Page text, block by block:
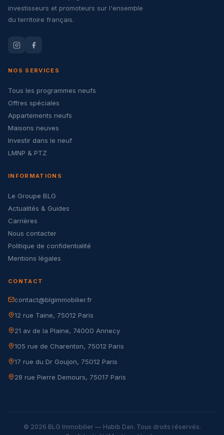
investisseurs et promoteurs sur l'ensemble
du territoire français.
NOS SERVICES
Tous les programmes neufs
Offres spéciales
Appartements neufs
Maisons neuves
Investir dans le neuf
LMNP & PTZ
INFORMATIONS
Le Groupe BLG
Actualités & Guides
Carrières
Nous contacter
Politique de confidentialité
Mentions légales
CONTACT
contact@blgimmobilier.fr
12 rue Taine, 75012 Paris
21 av de la Plaine, 74000 Annecy
105 rue de Charenton, 75012 Paris
17 rue du Dr Goujon, 75012 Paris
28 rue Pierre Demours, 75017 Paris
© 2026 BLG Immobilier — Habib Dan. Tous droits réservés.